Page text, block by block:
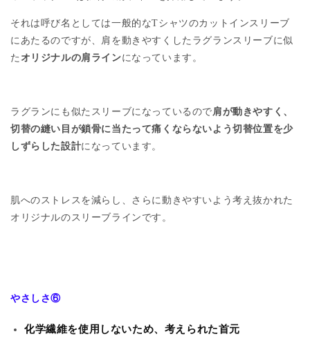
それは呼び名としては一般的なTシャツのカットインスリーブ
にあたるのですが、肩を動きやすくしたラグランスリーブに似
た オリジナルの肩ラインになっています。
ラグランにも似たスリーブになっているので 肩が動きやすく、
切替の縫い目が鎖骨に当たって痛くならないよう切替位置を少
しずらした設計になっています。
肌へのストレスを減らし、さらに動きやすいよう考え抜かれた
オリジナルのスリーブラインです。
やさしさ⑥
化学繊維を使用しないため、考えられた首元